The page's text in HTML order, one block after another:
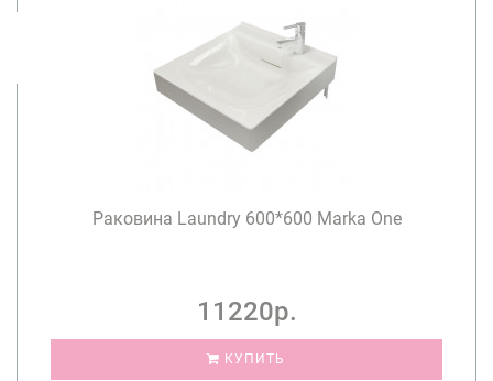
Раковина Laundry 600*600 Marka One
11220р.
КУПИТЬ